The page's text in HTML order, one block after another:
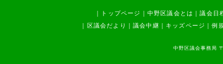
トップページ 中野区議会とは ｜議会日
区議会だより ｜議会中継 キッズページ ｜例
中野区議会事務局